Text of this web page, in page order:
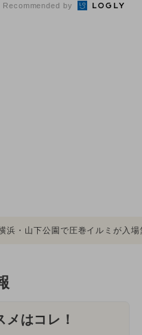
Recommended by
浜・山下公園で圧巻イルミが入
はコレ！